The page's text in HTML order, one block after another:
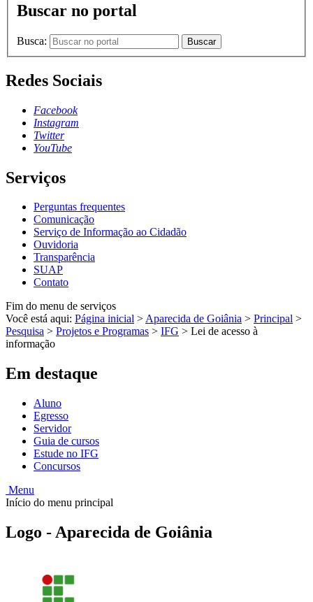
Buscar no portal
Busca: Buscar
Redes Sociais
Facebook
Instagram
Twitter
YouTube
Serviços
Perguntas frequentes
Comunicação
Serviço de Informação ao Cidadão
Ouvidoria
Transparência
SUAP
Contato
Fim do menu de serviços
Você está aqui: Página inicial >Aparecida de Goiânia > Principal >
Pesquisa > Projetos e Programas > IFG > Lei de acesso à
informação
Em destaque
Aluno
Egresso
Servidor
Guia de cursos
Estude no IFG
Concursos
Menu
Início do menu principal
Logo - Aparecida de Goiânia